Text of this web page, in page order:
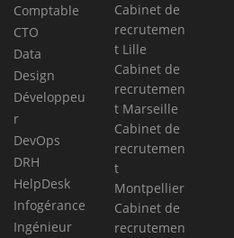
Comptable
CTO
Data
Design
Développeu
r
DevOps
DRH
HelpDesk
Infogérance
Ingénieur
Cabinet de
recrutemen
t Lille
Cabinet de
recrutemen
t Marseille
Cabinet de
recrutemen
t
Montpellier
Cabinet de
recrutemen